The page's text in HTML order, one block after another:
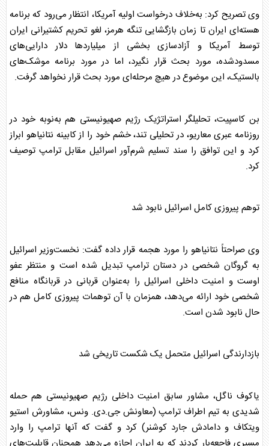
وی تصریح کرد: به‌خلاف درخواست اولیه آمریکا، انتظار می‌رود که برنامه
هسته‌ای ایران تا زمان بازگشایی تنگه هرمز، لغو تحریم کشتیرانی ایران
توسط آمریکا و آزادسازی بخشی از میلیاردها دلار دارایی‌های
مسدودشده، مورد بحث قرار نگیرد، اما در مورد برنامه موشک‌های
بالستیک، این موضوع در هیچ مرحله‌ای مورد بحث قرار نخواهد گرفت.
بن کاسپیت، تحلیلگر استراتژیک رژیم صهیونیستی هم به‌نوبه خود در
روزنامه عبری معاریو، در تحلیلی تند، خشم خود را از کابینه نتانیاهو ابراز
کرد و این توافق را سند تسلیم شرم‌آور اسرائیل مقابل ترامپتوصیف
کرد.
توهم پیروزی کامل اسرائیل نابود شد
وی صراحتاً نتانیاهو را مورد هجمه قرار داده گفت: نخست‌وزیر اسرائیل
به گروگان شخصی در دستان ترامپتبدیل شده است و منتظر عفو
اوست و امنیت داخلی اسرائیل را به‌عنوان قربانی در قربانگاه منافع
شخصی خود ارائه می‌دهد، همزمان با آن توهمات پیروزی کامل هم در
حال نابود شدن است.
بازدارندگی اسرائیل متحمل یک شکست تاریخی شد
یاکوف ناگل، مشاور سابق امنیت داخلی رژیم صهیونیستی هم حمله
شدیدی به تیم اطراف ترامپ(معاونش جی.دی. ونس، مشاورش استیو
ویتکاف و دامادش جارد کوشنر) کرد و گفت که آنها ترامپرا وارد